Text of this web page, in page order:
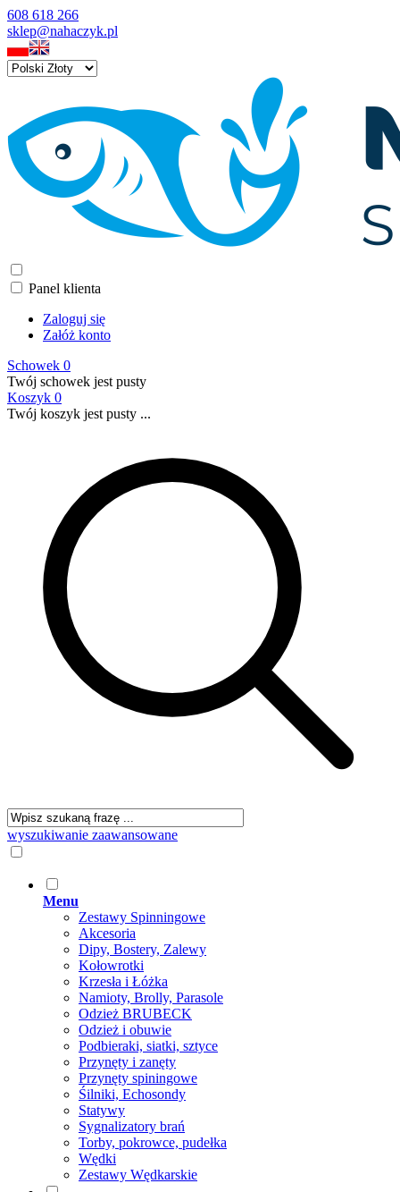
608 618 266
sklep@nahaczyk.pl
Panel klienta
Zaloguj się
Załóż konto
Schowek 0
Twój schowek jest pusty
Koszyk 0
Twój koszyk jest pusty ...
wyszukiwanie zaawansowane
Menu
Zestawy Spinningowe
Akcesoria
Dipy, Bostery, Zalewy
Kołowrotki
Krzesła i Łóżka
Namioty, Brolly, Parasole
Odzież BRUBECK
Odzież i obuwie
Podbieraki, siatki, sztyce
Przynęty i zanęty
Przynęty spiningowe
Śilniki, Echosondy
Statywy
Sygnalizatory brań
Torby, pokrowce, pudełka
Wędki
Zestawy Wędkarskie